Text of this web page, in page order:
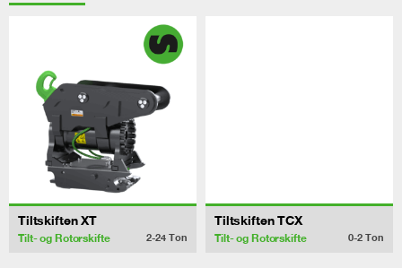
Tiltskiften XT
Tilt- og Rotorskifte 2-24 Ton
Tiltskiften TCX
Tilt- og Rotorskifte 0-2 Ton